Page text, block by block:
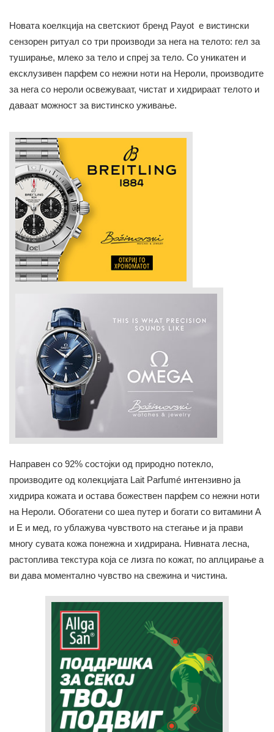
Новата коелкција на светскиот бренд Payot е вистински
сензорен ритуал со три производи за нега на телото: гел за
туширање, млеко за тело и спреј за тело. Со уникатен и
ексклузивен парфем со нежни ноти на Нероли, производите
за нега со нероли освежуваат, чистат и хидрираат телото и
даваат можност за вистинско уживање.
Направен со 92% состојки од природно потекло,
производите од колекцијата Lait Parfumé интензивно ја
хидрира кожата и остава божествен парфем со нежни ноти
на Нероли. Обогатени со шеа путер и богати со витамини A
и E и мед, го ублажува чувството на стегање и ја прави
многу сувата кожа понежна и хидрирана. Нивната лесна,
растоплива текстура која се лизга по кожат, по аплцирање а
ви дава моментално чувство на свежина и чистина.